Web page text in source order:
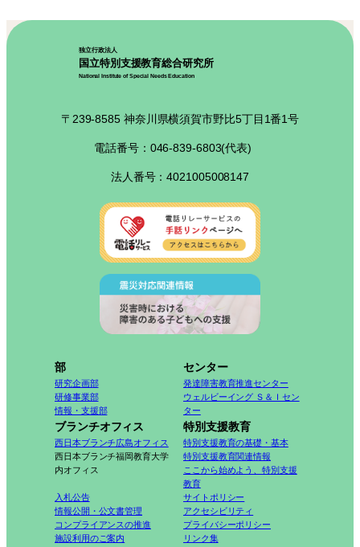
独立行政法人
国立特別支援教育総合研究所
National Institute of Special Needs Education
〒239-8585 神奈川県横須賀市野比5丁目1番1号
電話番号：046-839-6803(代表)
法人番号：4021005008147
部
研究企画部
研修事業部
情報・支援部
センター
発達障害教育推進センター
ウェルビーイング Ｓ＆Ｉセン
ター
ブランチオフィス
西日本ブランチ広島オフィス
西日本ブランチ福岡教育大学
内オフィス
特別支援教育
特別支援教育の基礎・基本
特別支援教育関連情報
ここから始めよう、特別支援
教育
入札公告
情報公開・公文書管理
コンプライアンスの推進
施設利用のご案内
サイトポリシー
アクセシビリティ
プライバシーポリシー
リンク集